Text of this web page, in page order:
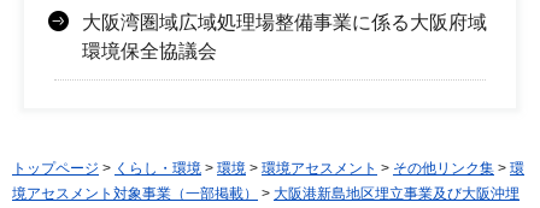
大阪湾圏域広域処理場整備事業に係る大阪府域
環境保全協議会
トップページ > くらし・環境 > 環境 > 環境アセスメント > その他リンク集 > 環
境アセスメント対象事業（一部掲載）
> 大阪港新島地区埋立事業及び大阪沖埋